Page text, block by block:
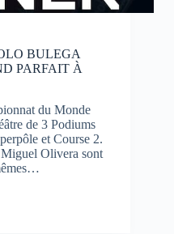
BULEGA
PARFAIT À
du Monde
de 3 Podiums
et Course 2.
Olivera sont